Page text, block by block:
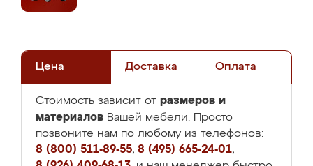
Цена Доставка Оплата
Стоимость зависит от размеров и
материалов Вашей мебели. Просто
позвоните нам по любому из телефонов:
8 (800) 511-89-55, 8 (495) 665-24-01,